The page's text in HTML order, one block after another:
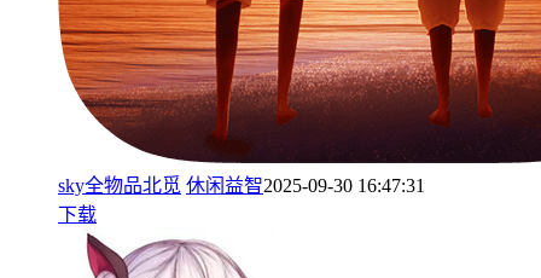
sky全物品北觅 休闲益智2025-09-30 16:47:31
下载